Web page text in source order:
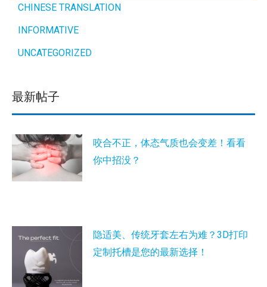
CHINESE TRANSLATION
INFORMATIVE
UNCATEGORIZED
最新帖子
咬合不正，体态气质也会变差！看看
你中招没？
隐适美、传统牙套左右为难？3D打印
定制托槽是您的最新选择！